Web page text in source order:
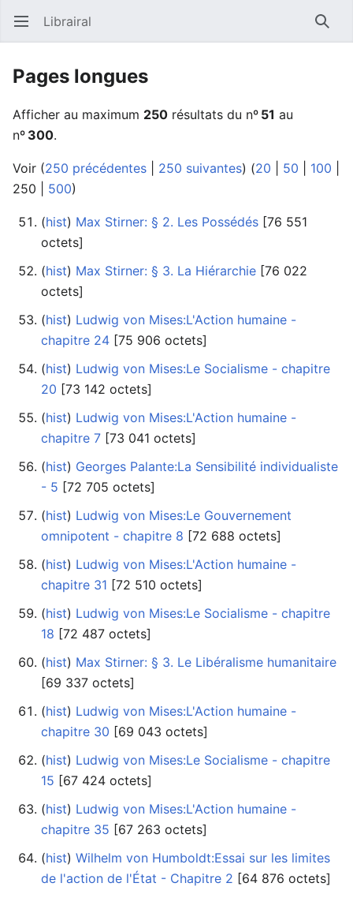
Ouvrir le menu principal Librairal
Pages longues
Afficher au maximum 250 résultats du nº 51 au
nº 300.
Voir (250 précédentes 250 suivantes) (20 50 100
250
500)
(hist) ‎ Max Stirner: § 2. Les Possédés ‎[76 551
octets]
(hist) ‎ Max Stirner: § 3. La Hiérarchie ‎[76 022
octets]
(hist) ‎ Ludwig von Mises:L'Action humaine -
chapitre 24 ‎[75 906 octets]
(hist) ‎ Ludwig von Mises:Le Socialisme - chapitre
20 ‎[73 142 octets]
(hist) ‎ Ludwig von Mises:L'Action humaine -
chapitre 7 ‎[73 041 octets]
(hist) ‎ Georges Palante:La Sensibilité individualiste
- 5 ‎[72 705 octets]
(hist) ‎ Ludwig von Mises:Le Gouvernement
omnipotent - chapitre 8 ‎[72 688 octets]
(hist) ‎ Ludwig von Mises:L'Action humaine -
chapitre 31 ‎[72 510 octets]
(hist) ‎ Ludwig von Mises:Le Socialisme - chapitre
18 ‎[72 487 octets]
(hist) ‎ Max Stirner: § 3. Le Libéralisme humanitaire
‎[69 337 octets]
(hist) ‎ Ludwig von Mises:L'Action humaine -
chapitre 30 ‎[69 043 octets]
(hist) ‎ Ludwig von Mises:Le Socialisme - chapitre
15 ‎[67 424 octets]
(hist) ‎ Ludwig von Mises:L'Action humaine -
chapitre 35 ‎[67 263 octets]
(hist) ‎ Wilhelm von Humboldt:Essai sur les limites
de l'action de l'État - Chapitre 2 ‎[64 876 octets]